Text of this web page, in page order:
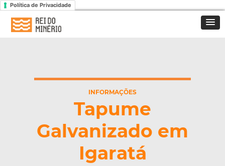
Política de Privacidade
INFORMAÇÕES
Tapume
Galvanizado em
Igaratá